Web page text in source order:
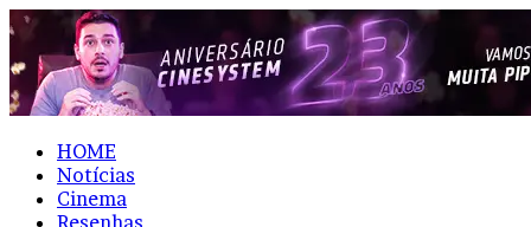
HOME
Notícias
Cinema
Resenhas